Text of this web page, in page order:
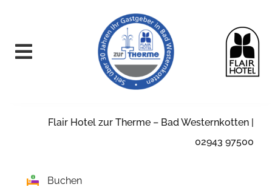
content
Flair Hotel zur Therme – Bad Westernkotten |
02943 97500
Buchen